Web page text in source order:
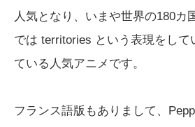
人気となり、いまや世界の180カ
では territories という表現をして
ている人気アニメです。
フランス語版もありまして、